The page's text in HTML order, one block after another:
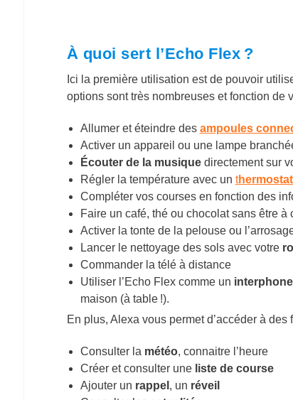
À quoi sert l’Echo Flex ?
Ici la première utilisation est de pouvoir
options sont très nombreuses et fonction de
Allumer et éteindre des ampoules
Activer un appareil ou une lampe
Écouter de la musiquedirectement sur
Régler la température avec un t
Compléter vos courses en fonction des
Faire un café, thé ou chocolat sans être à
Activer la tonte de la pelouse ou
Lancer le nettoyage des sols avec votre
Commander la télé à distance
Utiliser l’Echo Flex comme un
maison (à table !).
En plus, Alexa vous permet d’accéder à
Consulter la météo, connaitre l’heure
Créer et consulter uneliste de course
Ajouter un rappel , un réveil